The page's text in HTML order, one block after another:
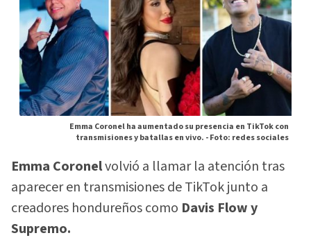
Emma Coronel ha aumentado su presencia en TikTok con
transmisiones y batallas en vivo. -Foto: redes sociales
Emma Coronelvolvió a llamar la atención tras
aparecer en transmisiones de TikTok junto a
creadores hondureños como Davis Flow y
Supremo.